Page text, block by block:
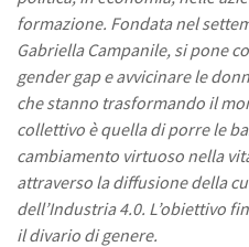
formazione. Fondata nel
Gabriella Campanile, si pone
gender gap e avvicinare le
che stanno trasformando il
collettivo è quella di porre le
cambiamento virtuoso nella
attraverso la diffusione della
dell’Industria 4.0. L’obiettivo
il divario di genere.